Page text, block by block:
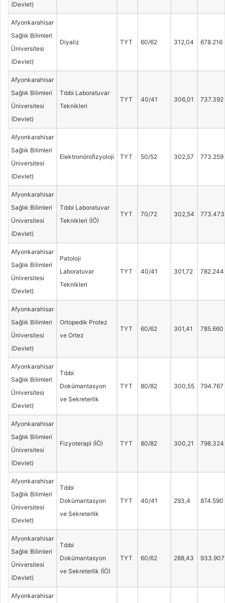
(Devlet)
Afyonkarahisar
Sağlık Bilimleri
Üniversitesi
(Devlet)
Diyaliz TYT 60/62 312,04 678.216
Afyonkarahisar
Sağlık Bilimleri
Üniversitesi
(Devlet)
Tıbbi Laboratuvar
Teknikleri
TYT 40/41 306,01 737.392
Afyonkarahisar
Sağlık Bilimleri
Üniversitesi
(Devlet)
Elektronörofizyoloji TYT 50/52 302,57 773.259
Afyonkarahisar
Sağlık Bilimleri
Üniversitesi
(Devlet)
Tıbbi Laboratuvar
Teknikleri (İÖ)
TYT 70/72 302,54 773.473
Afyonkarahisar
Sağlık Bilimleri
Üniversitesi
(Devlet)
Patoloji
Laboratuvar
Teknikleri
TYT 40/41 301,72 782.244
Afyonkarahisar
Sağlık Bilimleri
Üniversitesi
(Devlet)
Ortopedik Protez
ve Ortez
TYT 60/62 301,41 785.660
Afyonkarahisar
Sağlık Bilimleri
Üniversitesi
(Devlet)
Tıbbi
Dokümantasyon
ve Sekreterlik
TYT 80/82 300,55 794.767
Afyonkarahisar
Sağlık Bilimleri
Üniversitesi
(Devlet)
Fizyoterapi (İÖ) TYT 80/82 300,21 798.324
Afyonkarahisar
Sağlık Bilimleri
Üniversitesi
(Devlet)
Tıbbi
Dokümantasyon
ve Sekreterlik
TYT 40/41 293,4 874.590
Afyonkarahisar
Sağlık Bilimleri
Üniversitesi
(Devlet)
Tıbbi
Dokümantasyon
ve Sekreterlik (İÖ)
TYT 60/62 288,43 933.907
Afyonkarahisar